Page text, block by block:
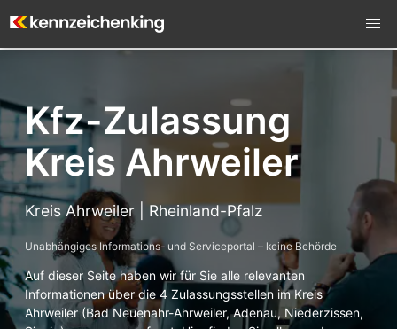
Kfz-Zulassung
Kreis Ahrweiler
Kreis Ahrweiler | Rheinland-Pfalz
Unabhängiges Informations- und Serviceportal – keine Behörde
Auf dieser Seite haben wir für Sie alle relevanten
Informationen über die 4 Zulassungsstellen im Kreis
Ahrweiler (Bad Neuenahr-Ahrweiler, Adenau, Niederzissen,